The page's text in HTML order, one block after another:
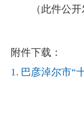
（此件公开
附件下载：
1. 巴彦淖尔市“